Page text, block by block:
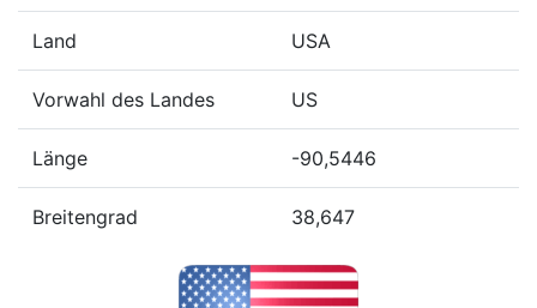
Land USA
Vorwahl des Landes US
Länge -90,5446
Breitengrad 38,647